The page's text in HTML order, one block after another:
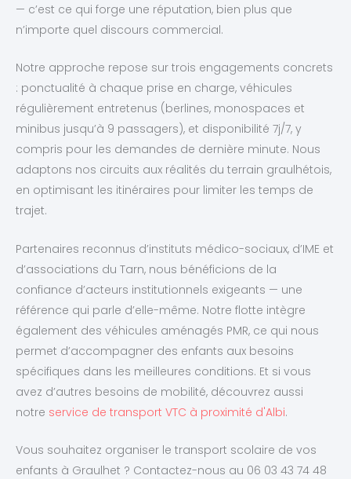
— c’est ce qui forge une réputation, bien plus que
n’importe quel discours commercial.
Notre approche repose sur trois engagements concrets
: ponctualité à chaque prise en charge, véhicules
régulièrement entretenus (berlines, monospaces et
minibus jusqu’à 9 passagers), et disponibilité 7j/7, y
compris pour les demandes de dernière minute. Nous
adaptons nos circuits aux réalités du terrain graulhétois,
en optimisant les itinéraires pour limiter les temps de
trajet.
Partenaires reconnus d’instituts médico-sociaux, d’IME et
d’associations du Tarn, nous bénéficions de la
confiance d’acteurs institutionnels exigeants — une
référence qui parle d’elle-même. Notre flotte intègre
également des véhicules aménagés PMR, ce qui nous
permet d’accompagner des enfants aux besoins
spécifiques dans les meilleures conditions. Et si vous
avez d’autres besoins de mobilité, découvrez aussi
notre service de transport VTC à proximité d'Albi.
Vous souhaitez organiser le transport scolaire de vos
enfants à Graulhet ? Contactez-nous au 06 03 43 74 48